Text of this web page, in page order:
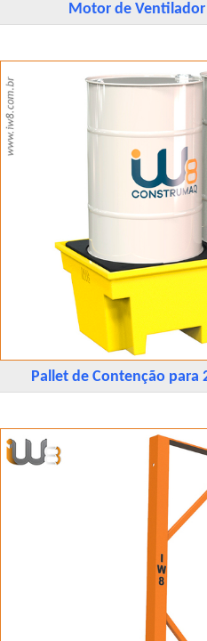
Motor de
Pallet de Contenção para